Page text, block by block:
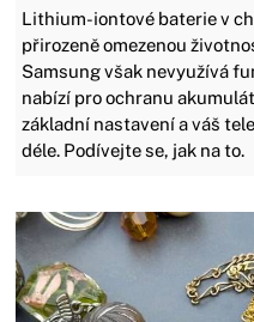
Lithium-iontové baterie v
přirozeně omezenou
Samsung však nevyužívá
nabízí pro ochranu
základní nastavení a váš
déle. Podívejte se, jak na to.